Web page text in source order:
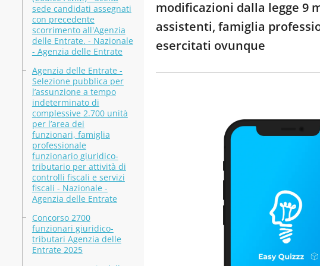
sede candidati assegnati
con precedente
scorrimento all'Agenzia
delle Entrate. - Nazionale
- Agenzia delle Entrate
Agenzia delle Entrate -
Selezione pubblica per
l’assunzione a tempo
indeterminato di
complessive 2.700 unità
per l’area dei
funzionari, famiglia
professionale
funzionario giuridico-
tributario per attività di
controlli fiscali e servizi
fiscali - Nazionale -
Agenzia delle Entrate
Concorso 2700
funzionari giuridico-
tributari Agenzia delle
Entrate 2025
modificazioni dalla legge 9
assistenti, famiglia
esercitati ovunque